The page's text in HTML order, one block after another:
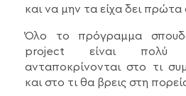
και να μην τα είχα δει
Όλο το πρόγραμμα
project είναι πολύ
ανταποκρίνονται στο τι
και στο τι θα βρεις στη